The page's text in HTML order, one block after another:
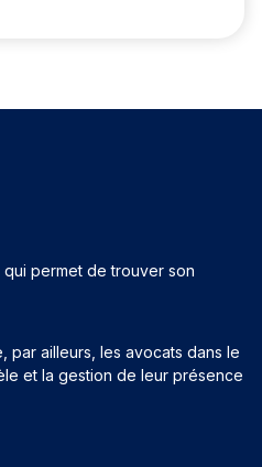
permet de trouver son
par ailleurs, les avocats dans le
et la gestion de leur présence